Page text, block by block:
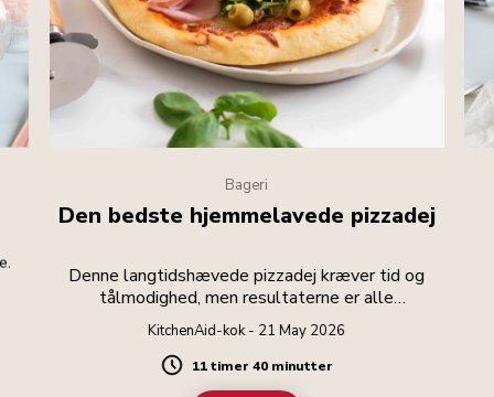
Bageri
Den bedste hjemmelavede pizzadej
Denne langtidshævede pizzadej kræver tid og
tålmodighed, men resultaterne er alle
anstrengelserne værd.
KitchenAid-kok - 21 May 2026
Duration
11 timer 40 minutter